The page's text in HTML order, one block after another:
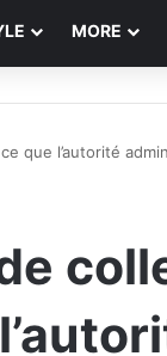
MORE
que l’autorité